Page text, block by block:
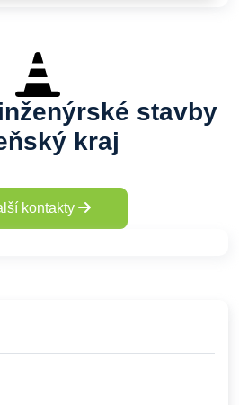
stavby
kraj
kontakty